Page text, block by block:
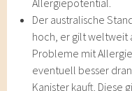
Allergiepotential.
Der australische
hoch, er gilt weltweit
Probleme mit
eventuell besser
Kanister kauft. Diese